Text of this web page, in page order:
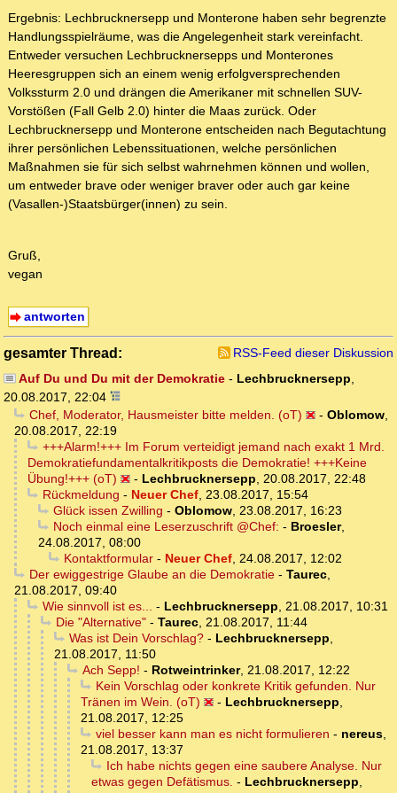
Ergebnis: Lechbrucknersepp und Monterone haben sehr begrenzte
Handlungsspielräume, was die Angelegenheit stark vereinfacht.
Entweder versuchen Lechbrucknersepps und Monterones
Heeresgruppen sich an einem wenig erfolgversprechenden
Volkssturm 2.0 und drängen die Amerikaner mit schnellen SUV-
Vorstößen (Fall Gelb 2.0) hinter die Maas zurück. Oder
Lechbrucknersepp und Monterone entscheiden nach Begutachtung
ihrer persönlichen Lebenssituationen, welche persönlichen
Maßnahmen sie für sich selbst wahrnehmen können und wollen,
um entweder brave oder weniger braver oder auch gar keine
(Vasallen-)Staatsbürger(innen) zu sein.
Gruß,
vegan
antworten
gesamter Thread:
RSS-Feed dieser Diskussion
Auf Du und Du mit der Demokratie- Lechbrucknersepp,
20.08.2017, 22:04
Chef, Moderator, Hausmeister bitte melden. (oT)
- Oblomow,
20.08.2017, 22:19
+++Alarm!+++ Im Forum verteidigt jemand nach exakt 1 Mrd.
Demokratiefundamentalkritikposts die Demokratie! +++Keine
Übung!+++ (oT)
- Lechbrucknersepp, 20.08.2017, 22:48
Rückmeldung - Neuer Chef, 23.08.2017, 15:54
Glück issen Zwilling - Oblomow, 23.08.2017, 16:23
Noch einmal eine Leserzuschrift @Chef: - Broesler,
24.08.2017, 08:00
Kontaktformular- Neuer Chef, 24.08.2017, 12:02
Der ewiggestrige Glaube an die Demokratie- Taurec,
21.08.2017, 09:40
Wie sinnvoll ist es... - Lechbrucknersepp, 21.08.2017, 10:31
Die "Alternative"- Taurec, 21.08.2017, 11:44
Was ist Dein Vorschlag?- Lechbrucknersepp,
21.08.2017, 11:50
Ach Sepp! - Rotweintrinker, 21.08.2017, 12:22
Kein Vorschlag oder konkrete Kritik gefunden. Nur
Tränen im Wein. (oT)
- Lechbrucknersepp,
21.08.2017, 12:25
viel besser kann man es nicht formulieren - nereus,
21.08.2017, 13:37
Ich habe nichts gegen eine saubere Analyse. Nur
etwas gegen Defätismus. - Lechbrucknersepp,